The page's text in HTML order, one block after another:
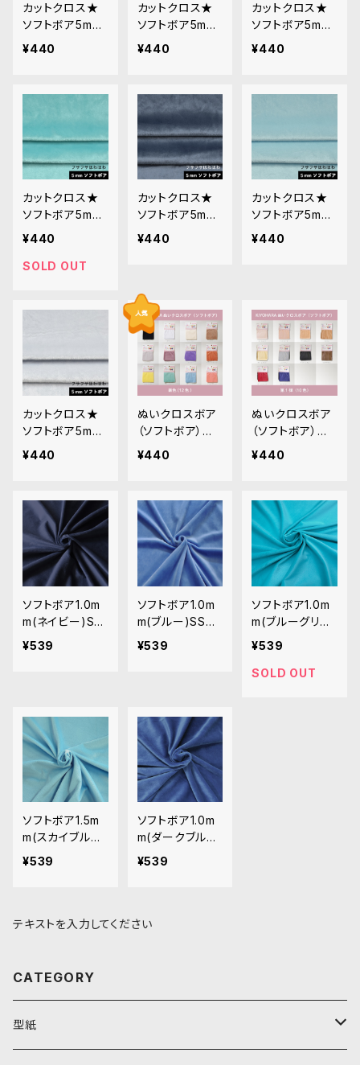
カットクロス★
ソフトボア5mm
(ネイビー)LB01
¥440
カットクロス★
ソフトボア5mm
(うすあさぎ)LB
¥440
カットクロス★
ソフトボア5mm
(ネモフィラブル
5cm
¥440
カットクロス★
ソフトボア5mm
(パライバトルマ
ア生地 50cm ×
¥440
SOLD OUT
カットクロス★
ソフトボア5mm
(グレイッシュブ
¥440
カットクロス★
ソフトボア5mm
(ベビーブルー)L
¥440
カットクロス★
ソフトボア5mm
(ホワイトブルー)
m
¥440
ぬいクロスボア
（ソフトボア）カ
ットクロス各色A
¥440
ぬいクロスボア
（ソフトボア）カ
ットクロス各色
¥440
ソフトボア1.0m
m(ネイビー)SS
B008 ぬいぐる
¥539
ソフトボア1.0m
m(ブルー)SSB1
17 ぬいぐるみ用
¥539
ソフトボア1.0m
m(ブルーグリー
ン)SSB128 ぬ
ボア生地 20cm
¥539
SOLD OUT
ソフトボア1.5m
m(スカイブルー)
SB030 ぬいぐ
¥539
ソフトボア1.0m
m(ダークブル
ー) SSB120 ぬ
¥539
テキストを入力してください
CATEGORY
型紙